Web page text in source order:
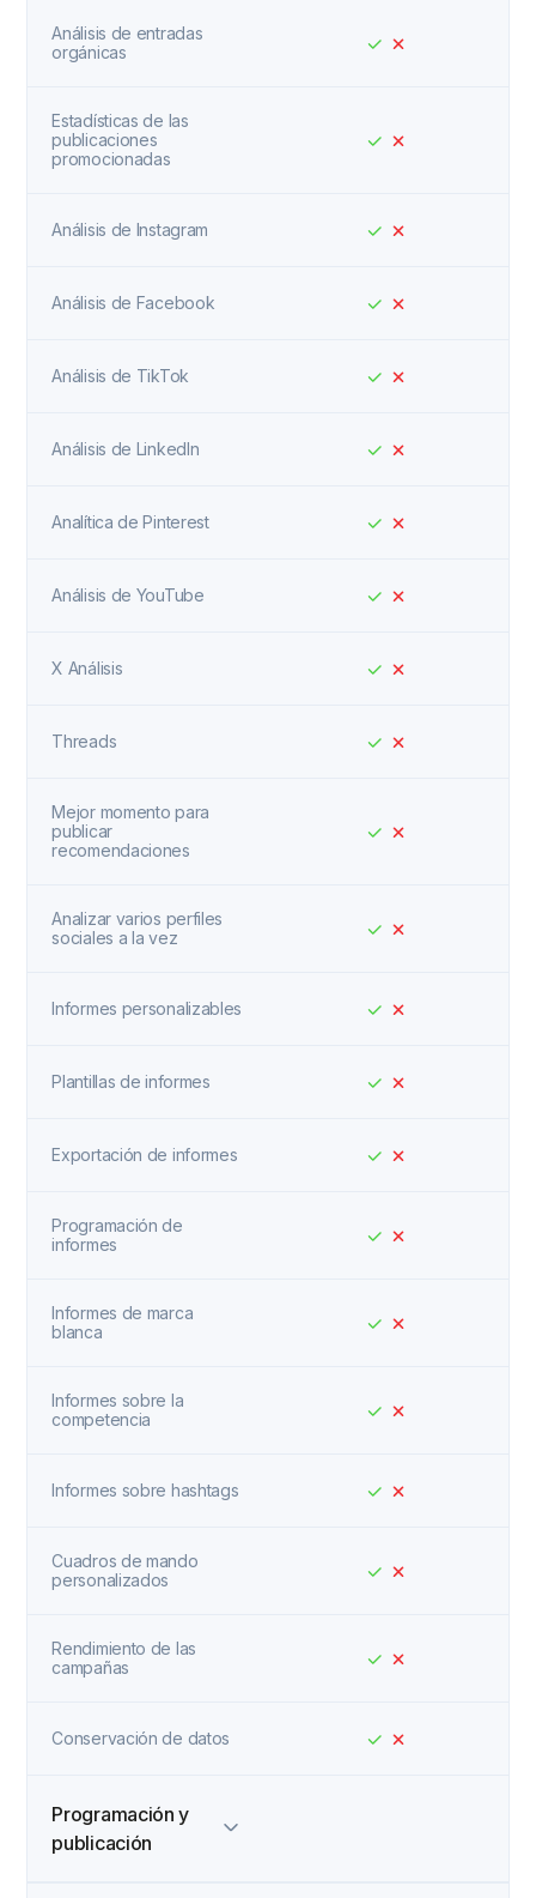
Análisis de entradas
orgánicas
Estadísticas de las
publicaciones
promocionadas
Análisis de Instagram
Análisis de Facebook
Análisis de TikTok
Análisis de LinkedIn
Analítica de Pinterest
Análisis de YouTube
X Análisis
Threads
Mejor momento para
publicar
recomendaciones
Analizar varios perfiles
sociales a la vez
Informes personalizables
Plantillas de informes
Exportación de informes
Programación de
informes
Informes de marca
blanca
Informes sobre la
competencia
Informes sobre hashtags
Cuadros de mando
personalizados
Rendimiento de las
campañas
Conservación de datos
Programación y
publicación